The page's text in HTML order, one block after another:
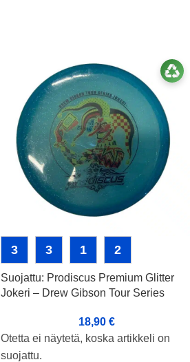
3 3 1 2
Suojattu: Prodiscus Premium Glitter
Jokeri – Drew Gibson Tour Series
18,90 €
Otetta ei näytetä, koska artikkeli on
suojattu.